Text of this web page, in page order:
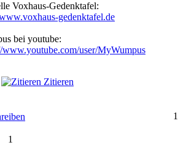
Voxhaus-Gedenktafel:
gedenktafel.de
bei youtube:
www.youtube.com/user/MyWumpus
Zitieren
1
1